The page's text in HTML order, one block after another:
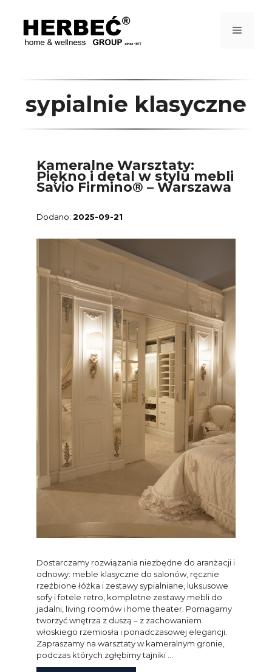
Menu
sypialnie klasyczne
Kameralne Warsztaty:
Piękno i detal w stylu mebli
Savio Firmino® – Warszawa
2025-09-21
Dostarczamy rozwiązania niezbędne do aranżacji i
odnowy: meble klasyczne do salonów, ręcznie
rzeźbione łóżka i zestawy sypialniane, luksusowe
sofy i fotele retro, kompletne zestawy mebli do
jadalni, living roomów i home theater. Pomagamy
tworzyć wnętrza z duszą – z zachowaniem
włoskiego rzemiosła i ponadczasowej elegancji.
Zapraszamy na warsztaty w kameralnym gronie,
podczas których zgłębimy tajniki …